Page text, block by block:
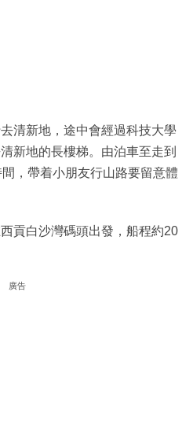
清新地，途中會經過科技大學
新地的長樓梯。由泊車至走到
，帶着小朋友行山路要留意體
貢白沙灣碼頭出發，船程約20
廣告